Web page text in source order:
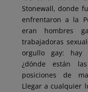
Stonewall, donde
enfrentaron a la
eran hombres
trabajadoras
orgullo gay: hay
¿dónde están
posiciones de
Llegar a cualquier